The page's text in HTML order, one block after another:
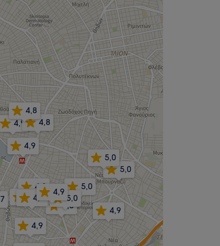
4,9
4,8
4,8
5,0
4,9
4,8
5,0
5,0
5,0
4,94,9
4,9
4,9
4,8
4,9